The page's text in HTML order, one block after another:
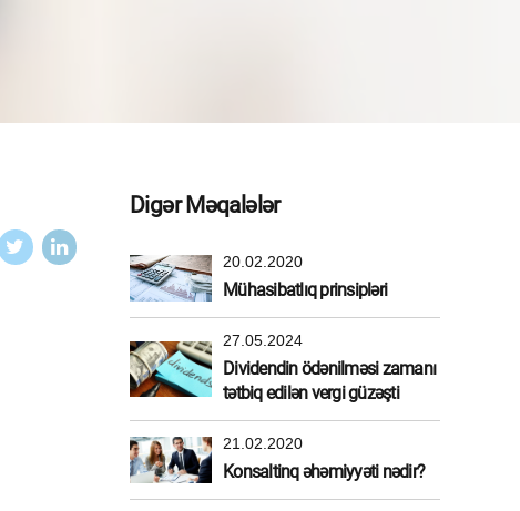
Digər Məqalələr
20.02.2020
Mühasibatlıq prinsipləri
27.05.2024
Dividendin ödənilməsi zamanı
tətbiq edilən vergi güzəşti
21.02.2020
Konsaltinq əhəmiyyəti nədir?